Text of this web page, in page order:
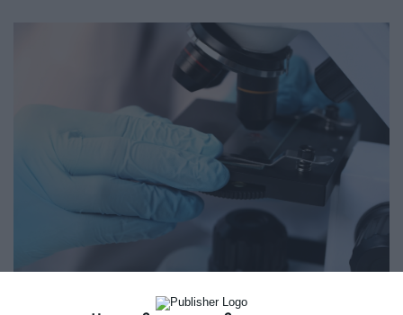
Изследване с микроскоп.